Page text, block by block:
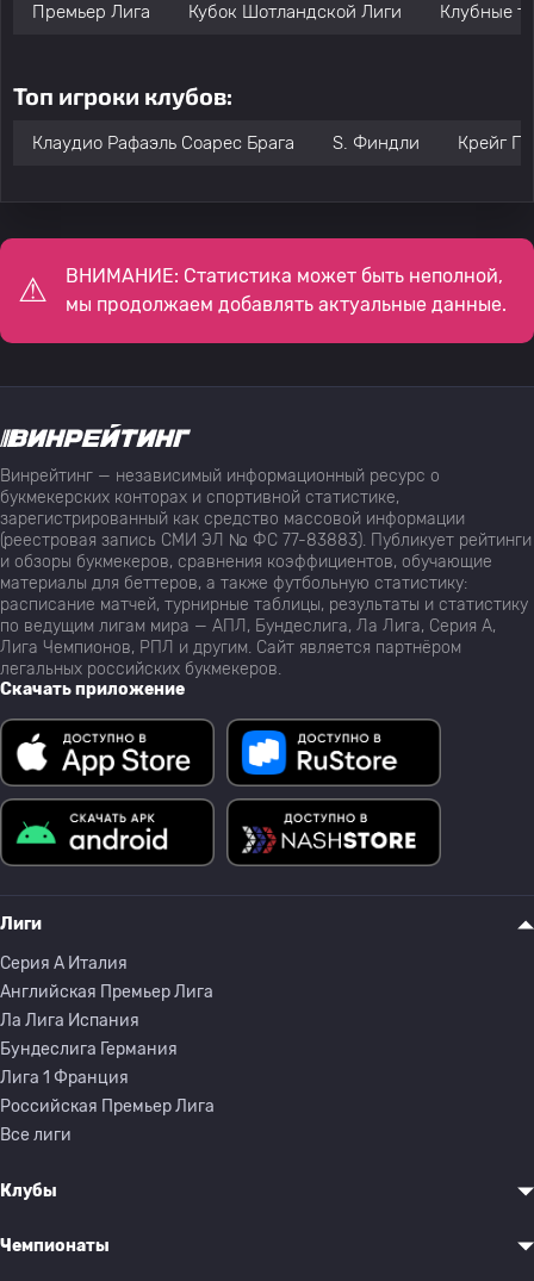
Премьер Лига Кубок Шотландской Лиги Клубные
Топ игроки клубов:
Клаудио Рафаэль Соарес Брага S. Финдли Крейг
ВНИМАНИЕ: Статистика может быть неполной,
мы продолжаем добавлять актуальные данные.
Винрейтинг — независимый информационный ресурс о
букмекерских конторах и спортивной статистике,
зарегистрированный как средство массовой информации
(реестровая запись СМИ ЭЛ № ФС 77-83883). Публикует рейтинги
и обзоры букмекеров, сравнения коэффициентов, обучающие
материалы для беттеров, а также футбольную статистику:
расписание матчей, турнирные таблицы, результаты и статистику
по ведущим лигам мира — АПЛ, Бундеслига, Ла Лига, Серия А,
Лига Чемпионов, РПЛ и другим. Сайт является партнёром
легальных российских букмекеров.
Скачать приложение
Лиги
Серия A Италия
Английская Премьер Лига
Ла Лига Испания
Бундеслига Германия
Лига 1 Франция
Российская Премьер Лига
Все лиги
Клубы
Чемпионаты